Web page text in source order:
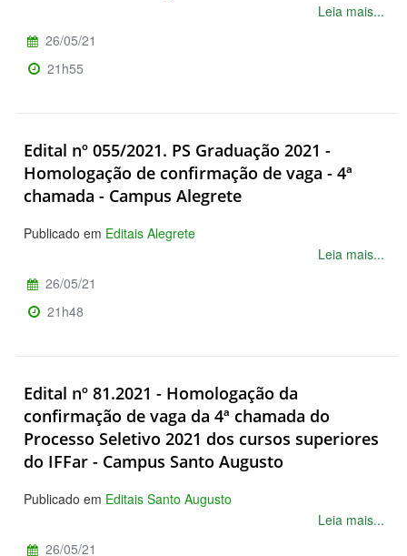
Leia mais...
26/05/21
21h55
Edital nº 055/2021. PS Graduação 2021 -
Homologação de confirmação de vaga - 4ª
chamada - Campus Alegrete
Publicado em Editais Alegrete
Leia mais...
26/05/21
21h48
Edital nº 81.2021 - Homologação da
confirmação de vaga da 4ª chamada do
Processo Seletivo 2021 dos cursos superiores
do IFFar - Campus Santo Augusto
Publicado em Editais Santo Augusto
Leia mais...
26/05/21